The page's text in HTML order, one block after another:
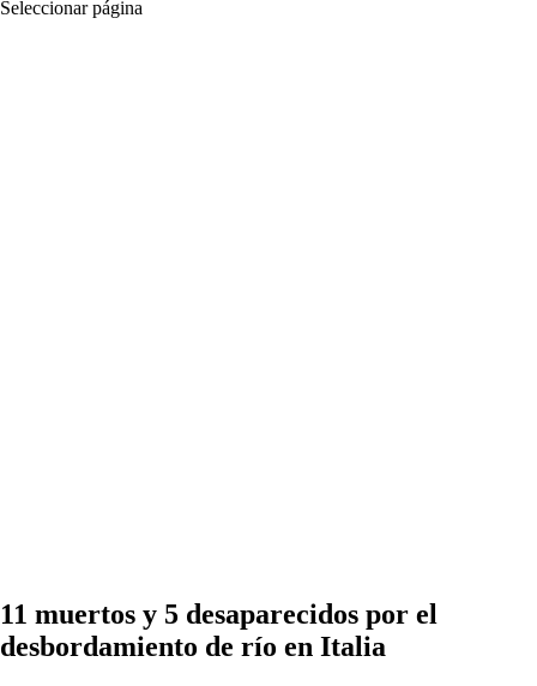
Seleccionar página
11 muertos y 5 desaparecidos por el
desbordamiento de río en Italia